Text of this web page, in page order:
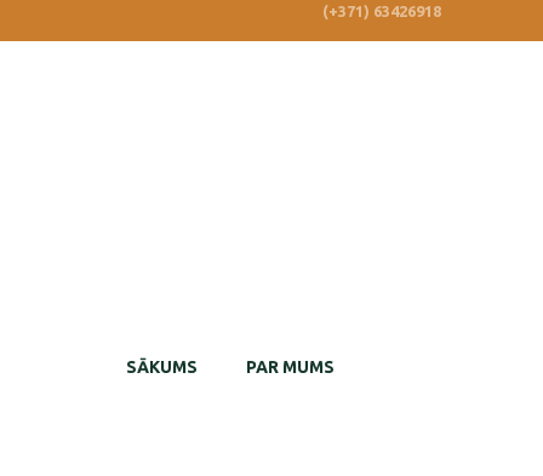
(+371) 63426918
SĀKUMS PAR MUMS